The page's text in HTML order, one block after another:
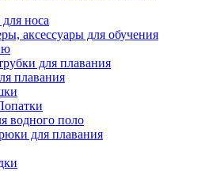
носа
аксессуары для обучения
для плавания
плавания
водного поло
для плавания